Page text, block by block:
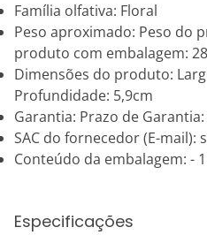
Família olfativa: Floral
Peso aproximado: Peso do
produto com embalagem:
Dimensões do produto:
Profundidade: 5,9cm
Garantia: Prazo de Garantia:
SAC do fornecedor (E-mail):
Conteúdo da embalagem: -
Especificações